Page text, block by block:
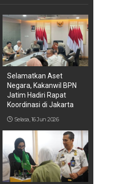
Selamatkan Aset
Negara, Kakanwil BPN
Jatim Hadiri Rapat
Koordinasi di Jakarta
Selasa, 16 Jun 2026